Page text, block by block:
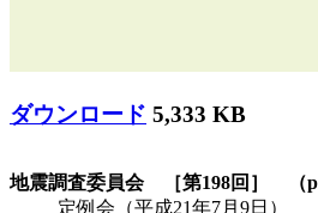
ダウンロード 5,333 KB
地震調査委員会 ［第198回］ （p.
定例会（平成21年7月9日）